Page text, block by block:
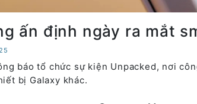
ấn định ngày ra mắt
báo tổ chức sự kiện Unpacked, nơi
bị Galaxy khác.